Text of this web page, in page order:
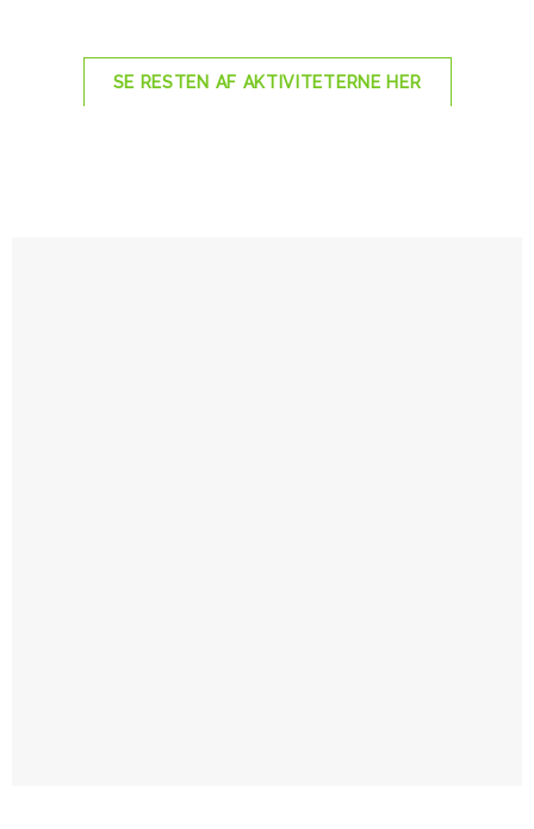
SE RESTEN AF AKTIVITETERNE HER